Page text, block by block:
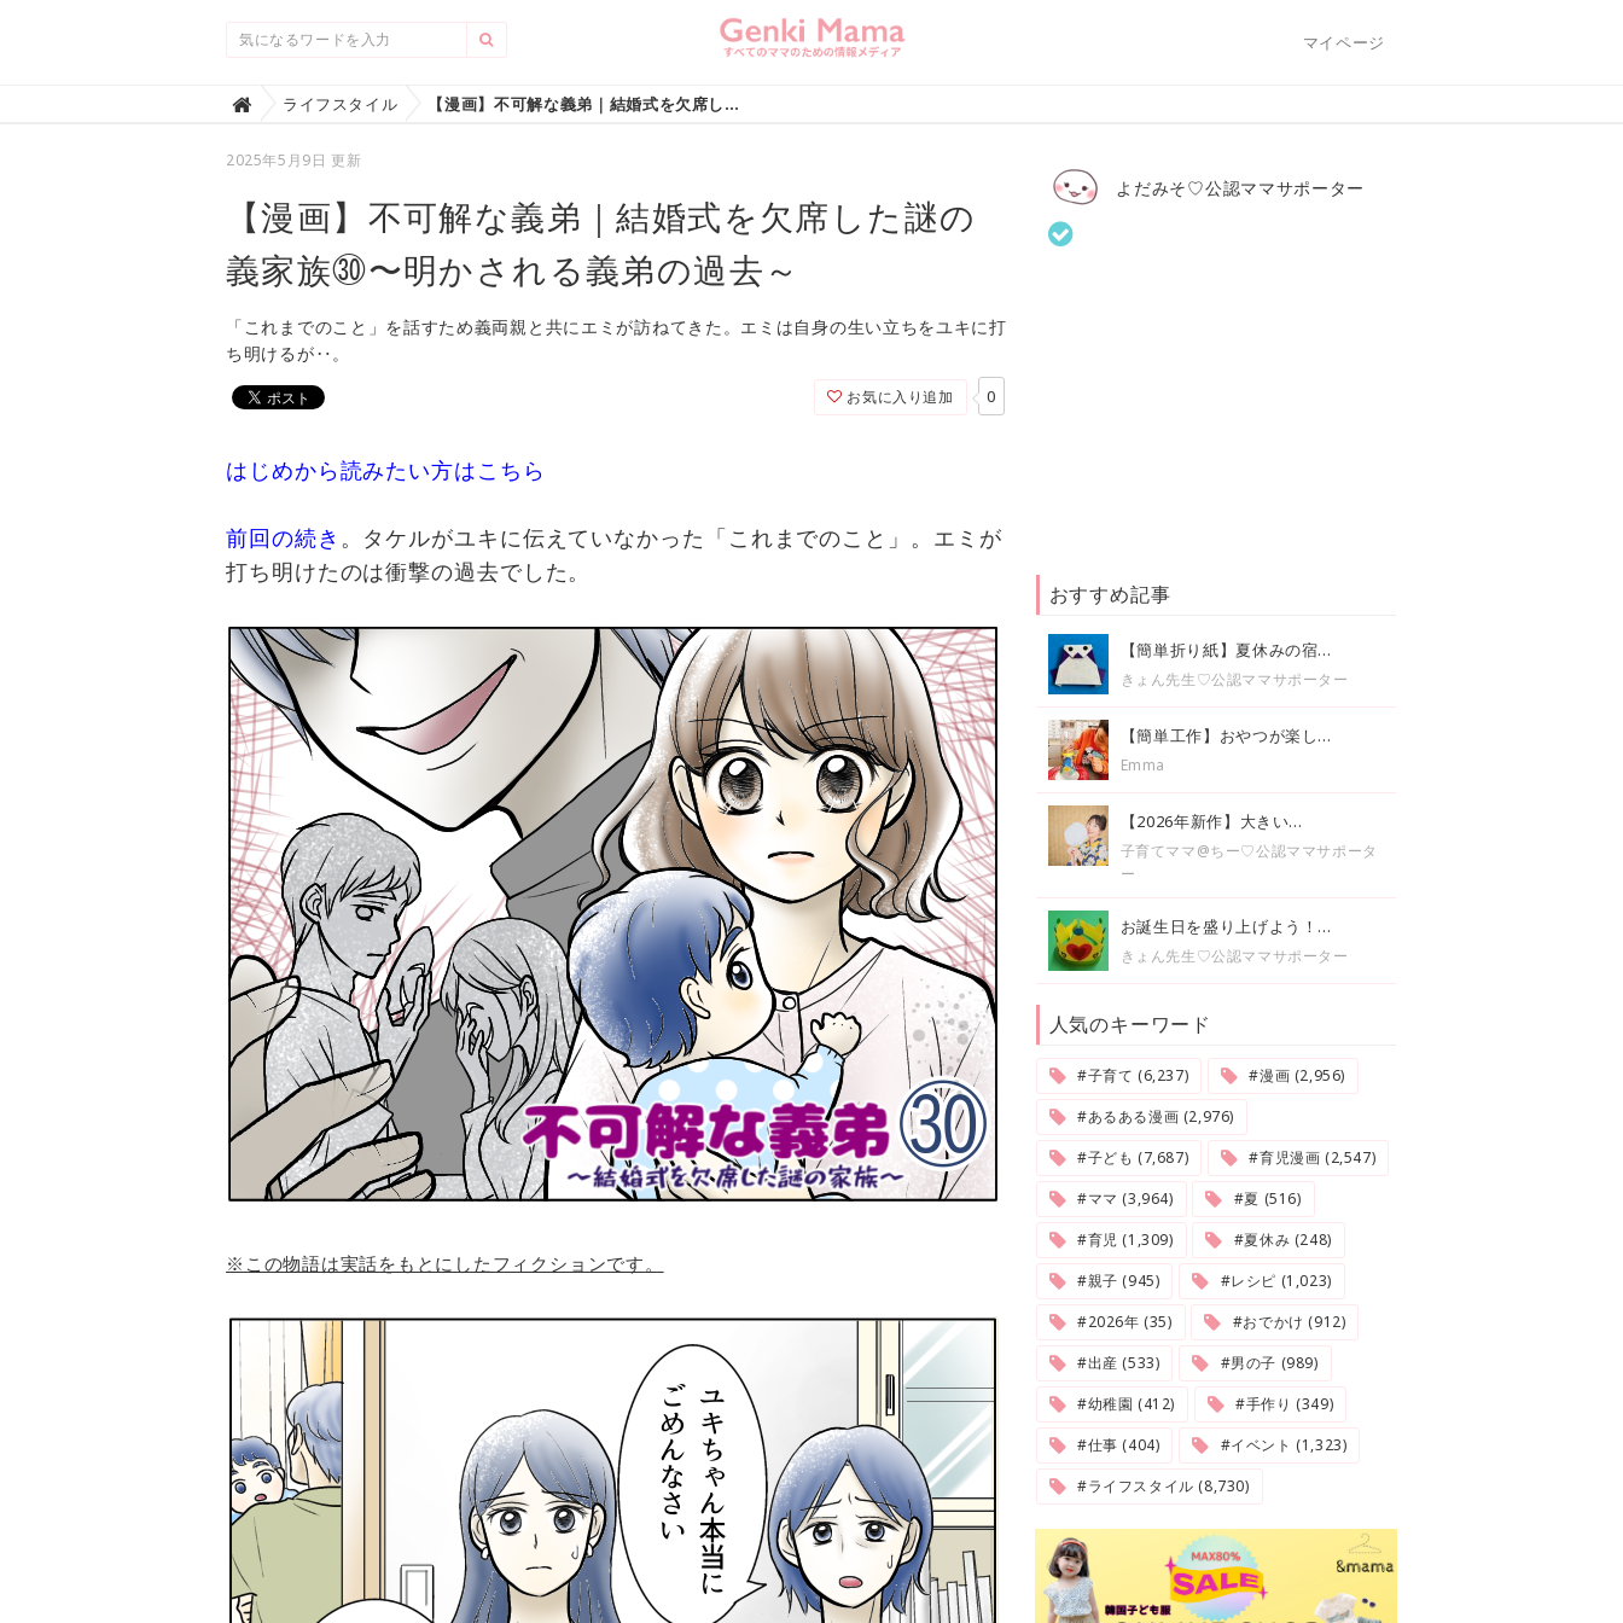
マイページ
Homeライフスタイル 【漫画】不可解な義弟｜結婚式を欠席した謎の義家族㉚〜明かされる義弟の過去～
2025年5月9日 更新
【漫画】不可解な義弟｜結婚式を欠席した謎の
義家族㉚〜明かされる義弟の過去～
「これまでのこと」を話すため義両親と共にエミが訪ねてきた。エミは自身の生い立ちをユキに打
ち明けるが‥。
お気に入り追加 0
はじめから読みたい方はこちら
前回の続き 。タケルがユキに伝えていなかった「これまでのこと」。エミが
打ち明けたのは衝撃の過去でした。
※この物語は実話をもとにしたフィクションです。
よだみそ♡公認ママサポーター
おすすめ記事
【簡単折り紙】夏休みの宿...
きょん先生♡公認ママサポーター
【簡単工作】おやつが楽し...
Emma
【2026年新作】大きい...
子育てママ@ちー♡公認ママサポータ
ー
お誕生日を盛り上げよう！...
きょん先生♡公認ママサポーター
人気のキーワード
#子育て (6,237)
#漫画 (2,956)
#あるある漫画 (2,976)
#子ども (7,687)
#育児漫画 (2,547)
#ママ (3,964)
#夏 (516)
#育児 (1,309)
#夏休み (248)
#親子 (945)
#レシピ (1,023)
#2026年 (35)
#おでかけ (912)
#出産 (533)
#男の子 (989)
#幼稚園 (412)
#手作り (349)
#仕事 (404)
#イベント (1,323)
#ライフスタイル (8,730)